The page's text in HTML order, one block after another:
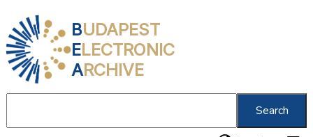
BUDAPEST
ELECTRONIC
ARCHIVE
Search